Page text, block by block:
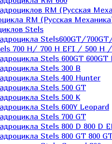
RM (Русская
RM (Русская
Stels
Stels600GT/
700 H/ 700 H EFI / 500 H /
Stels 600GT 600GT
Stels 300 B
Stels 400 Hunter
Stels 500 GT
Stels 500 K
Stels 600Y Leopard
Stels 700 GT
Stels 800 D 800 D
Stels 800 GT 800